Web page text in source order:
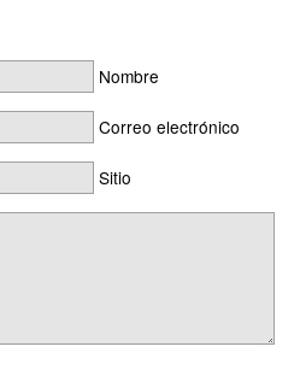
Nombre
Correo electrónico
Sitio